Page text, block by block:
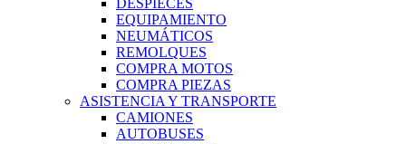
DESPIECES
EQUIPAMIENTO
NEUMÁTICOS
REMOLQUES
COMPRA MOTOS
COMPRA PIEZAS
ASISTENCIA Y TRANSPORTE
CAMIONES
AUTOBUSES